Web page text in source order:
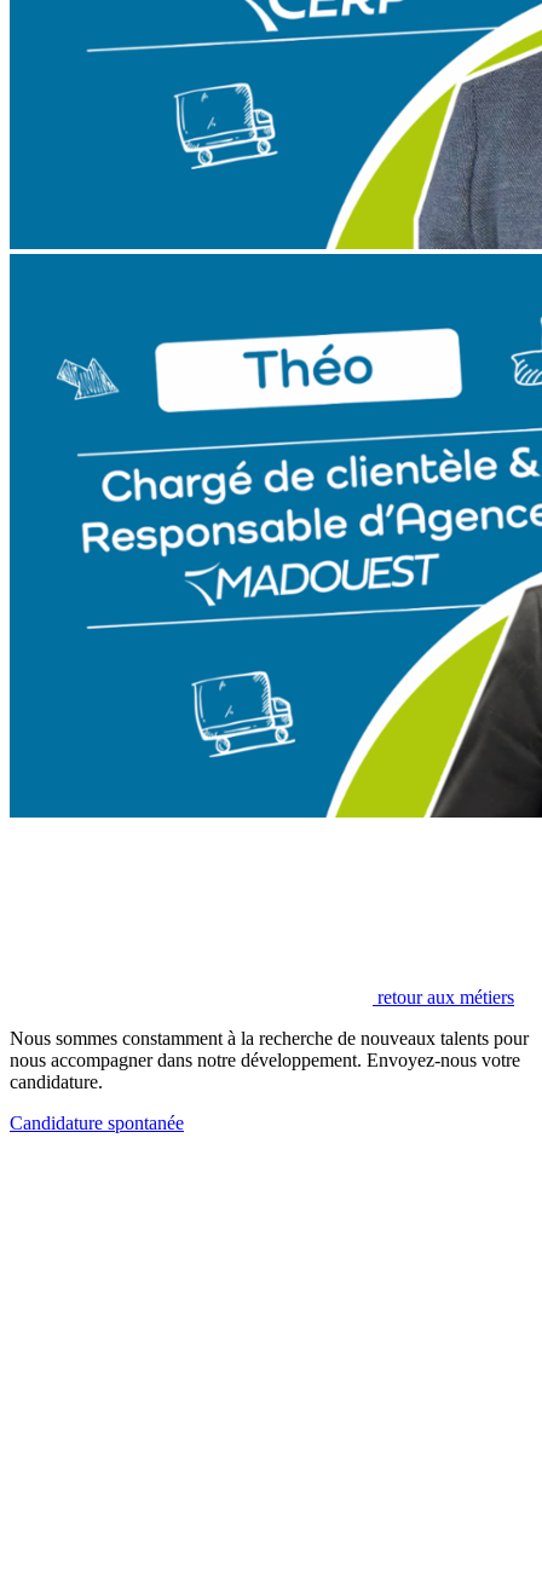
retour aux métiers
Nous sommes constamment à la recherche de nouveaux talents pour
nous accompagner dans notre développement. Envoyez-nous votre
candidature.
Candidature spontanée